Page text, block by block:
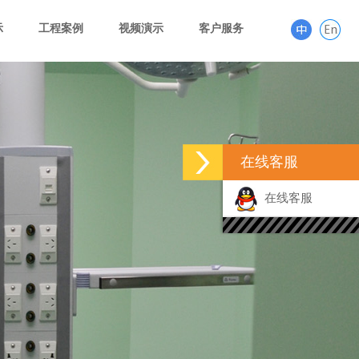
工程案例 视频演示 客户服务
在线客服
在线客服